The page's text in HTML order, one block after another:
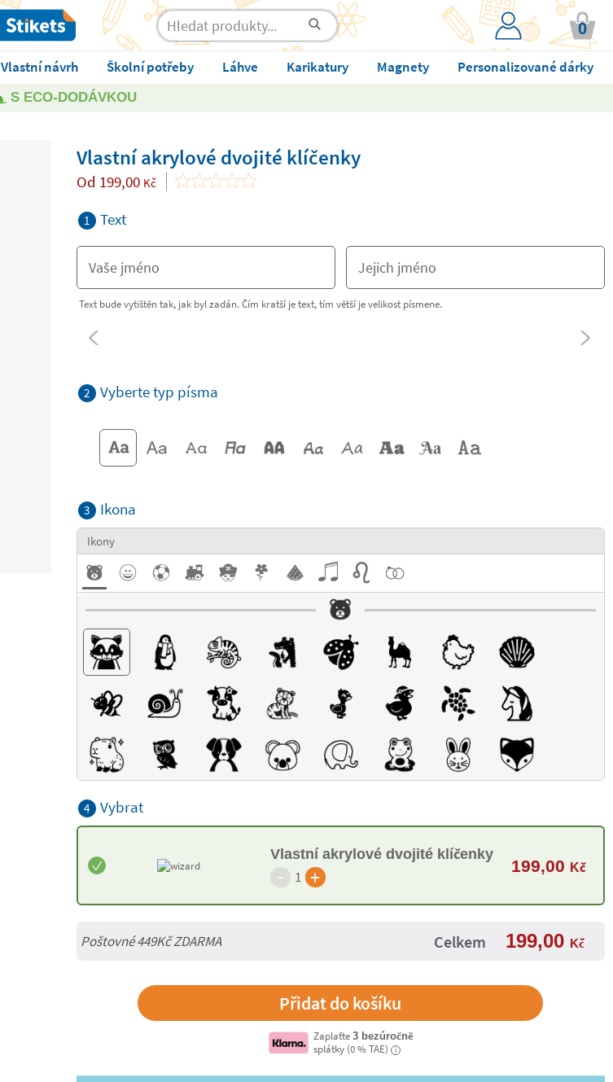
0
Vlastní návrh Školní potřeby Láhve Karikatury Magnety Personalizované dárky
S ECO-DODÁVKOU
Vlastní akrylové dvojité klíčenky
Od 199,00 Kč
1 Text
Text bude vytištěn tak, jak byl zadán. Čím kratší je text, tím větší je velikost písmene.
2 Vyberte typ písma
3 Ikona
Ikony
4 Vybrat
Vlastní akrylové dvojité klíčenky
- 1 + 199,00 Kč
Poštovné 449Kč ZDARMA Celkem 199,00 Kč
Zaplaťte 3 bezúročně
splátky (0 % TAE) i